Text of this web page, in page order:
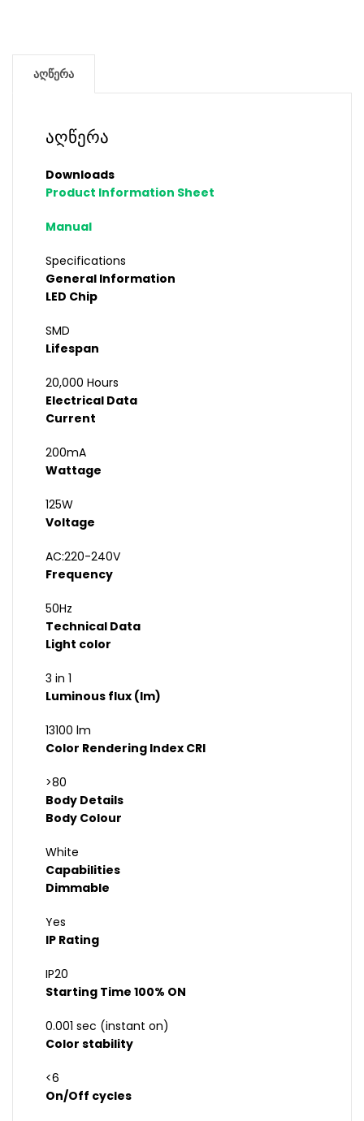
აღწერა
აღწერა
Downloads
Product Information Sheet
Manual
Specifications
General Information
LED Chip
SMD
Lifespan
20,000 Hours
Electrical Data
Current
200mA
Wattage
125W
Voltage
AC:220-240V
Frequency
50Hz
Technical Data
Light color
3 in 1
Luminous flux (lm)
13100 lm
Color Rendering Index CRI
>80
Body Details
Body Colour
White
Capabilities
Dimmable
Yes
IP Rating
IP20
Starting Time 100% ON
0.001 sec (instant on)
Color stability
<6
On/Off cycles